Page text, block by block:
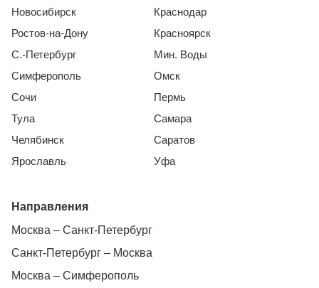
Новосибирск
Ростов-на-Дону
С.-Петербург
Симферополь
Сочи
Тула
Челябинск
Ярославль
Краснодар
Красноярск
Мин. Воды
Омск
Пермь
Самара
Саратов
Уфа
Направления
Москва – Санкт-Петербург
Санкт-Петербург – Москва
Москва – Симферополь